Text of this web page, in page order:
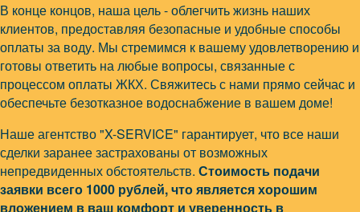
В конце концов, наша цель - облегчить жизнь наших
клиентов, предоставляя безопасные и удобные способы
оплаты за воду. Мы стремимся к вашему удовлетворению и
готовы ответить на любые вопросы, связанные с
процессом оплаты ЖКХ. Свяжитесь с нами прямо сейчас и
обеспечьте безотказное водоснабжение в вашем доме!
Наше агентство "X-SERVICE" гарантирует, что все наши
сделки заранее застрахованы от возможных
непредвиденных обстоятельств. Стоимость подачи
заявки всего 1000 рублей, что является хорошим
вложением в ваш комфорт и уверенность в